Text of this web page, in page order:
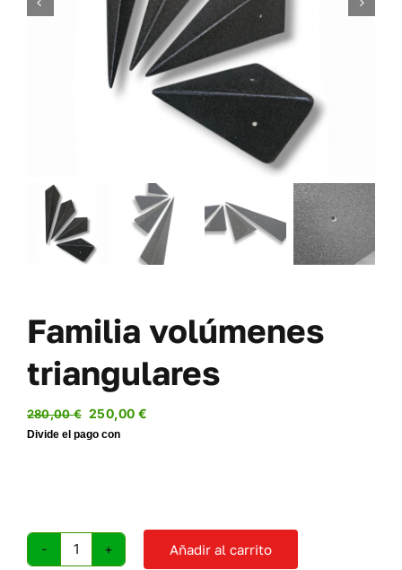
OFERTAS-PACKS
SOBRE NOSOTROS
BLOG
MI CUENTA
CARRITO
Familia volúmenes
triangulares
280,00€ El
precio
250,00 €
Familia
Añadir al carrito